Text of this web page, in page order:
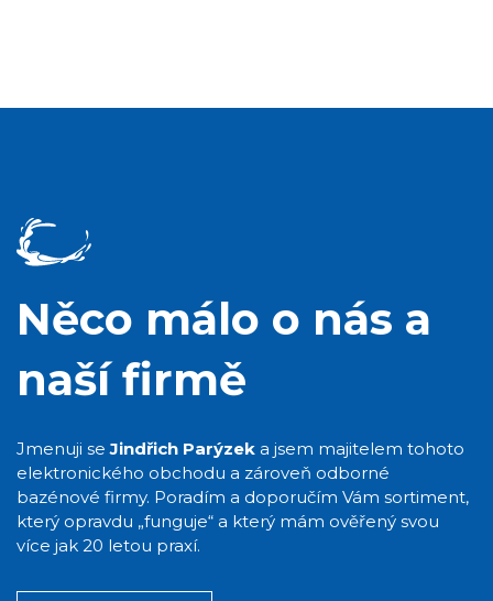
Něco málo o nás a
naší firmě
Jmenuji seJindřich Parýzek a jsem majitelem tohoto
elektronického obchodu a zároveň odborné
bazénové firmy. Poradím a doporučím Vám sortiment,
který opravdu „funguje“ a který mám ověřený svou
více jak 20 letou praxí.